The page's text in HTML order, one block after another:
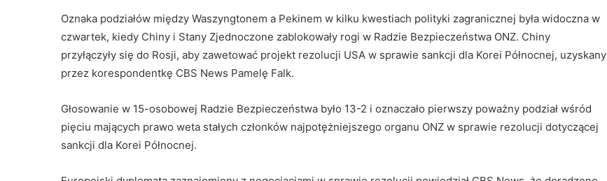
Oznaka podziałów między Waszyngtonem a Pekinem w kilku kwestiach polityki zagranicznej była widoczna w
czwartek, kiedy Chiny i Stany Zjednoczone zablokowały rogi w Radzie Bezpieczeństwa ONZ. Chiny
przyłączyły się do Rosji, aby zawetować projekt rezolucji USA w sprawie sankcji dla Korei Północnej, uzyskany
przez korespondentkę CBS News Pamelę Falk.
Głosowanie w 15-osobowej Radzie Bezpieczeństwa było 13-2 i oznaczało pierwszy poważny podział wśród
pięciu mających prawo weta stałych członków najpotężniejszego organu ONZ w sprawie rezolucji dotyczącej
sankcji dla Korei Północnej.